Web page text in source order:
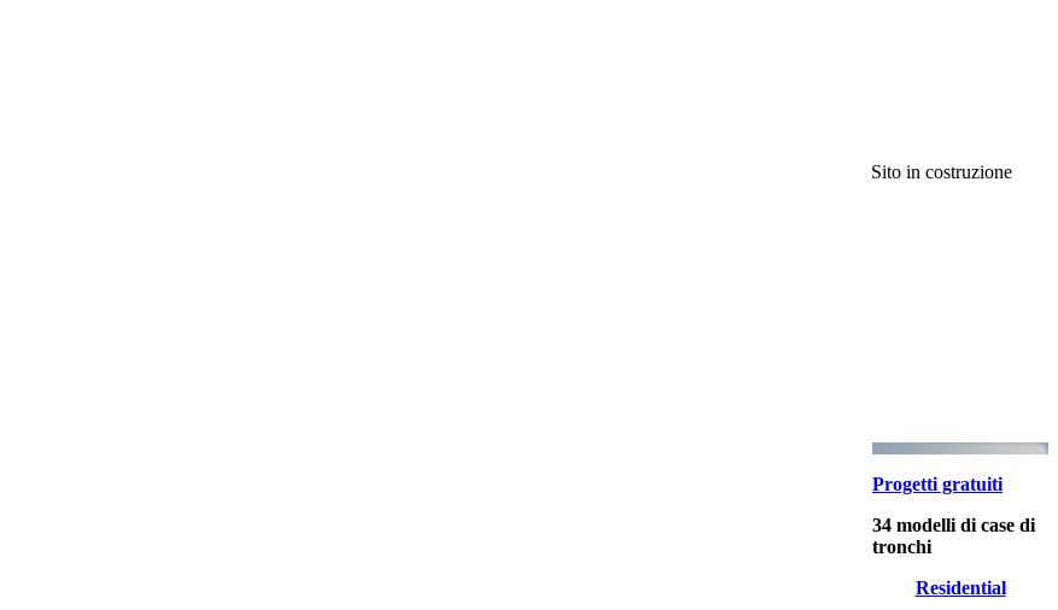
Sito in costruzione
Progetti gratuiti
34 modelli di case di
tronchi
Residential